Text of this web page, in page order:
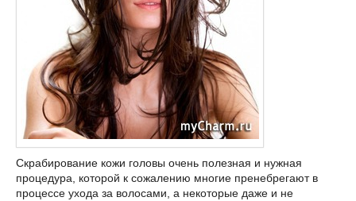
Скрабирование кожи головы очень полезная и нужная
процедура, которой к сожалению многие пренебрегают в
процессе ухода за волосами, а некоторые даже и не